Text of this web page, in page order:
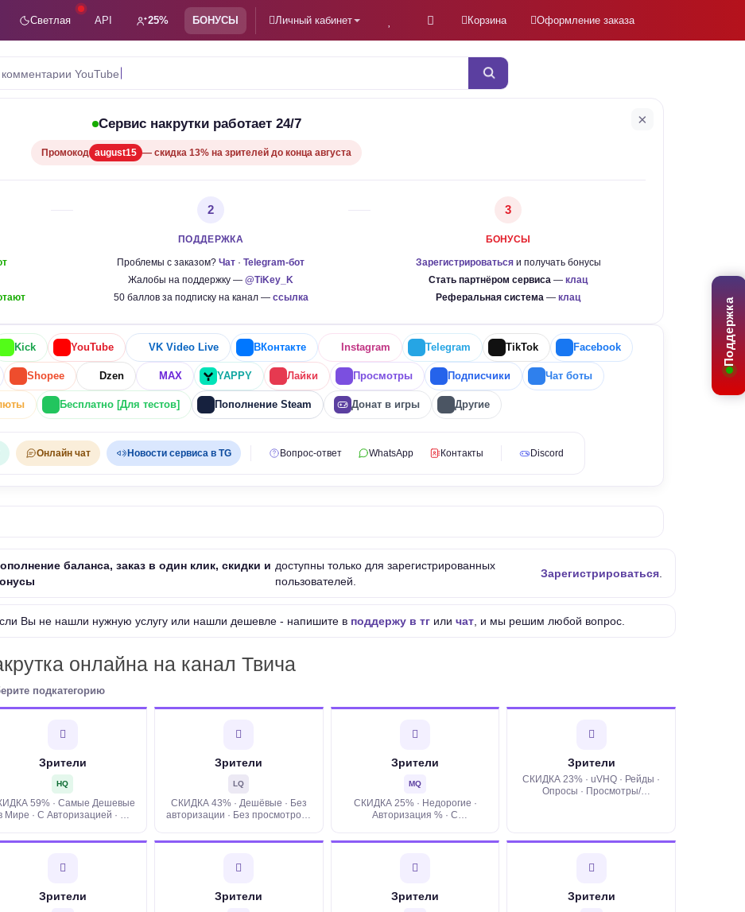
Поддержка
Светлая API 25% БОНУСЫ Личный кабинет Корзина Оформление заказа
комментарии YouTube
×
Сервис накрутки работает 24/7
Промокод august15 — скидка 13% на зрителей до конца августа
2
ПОДДЕРЖКА
Проблемы с заказом? Чат · Telegram-бот
Жалобы на поддержку — @TiKey_K
50 баллов за подписку на канал — ссылка
3
БОНУСЫ
Зарегистрироватьсяи получать бонусы
Стать партнёром сервиса — клац
Реферальная система — клац
Kick YouTube VK Video Live ВКонтакте Instagram Telegram TikTok Facebook
Shopee Dzen MAX YAPPY Лайки Просмотры Подписчики Чат боты
Бесплатно [Для тестов] Пополнение Steam Донат в игры Другие
Онлайн чат Новости сервиса в TG Вопрос-ответ WhatsApp Контакты Discord
баланса, заказ в один клик, скидки и доступны только для зарегистрированных
пользователей.
Зарегистрироваться
Вы не нашли нужную услугу или нашли дешевле - напишите в поддержу в тгили чат, и мы решим любой вопрос.
онлайна на канал Твича
подкатегорию
Зрители
HQ
59% · Самые Дешевые
Мире · С Авторизацией · С
10%
Зрители
LQ
СКИДКА 43% · Дешёвые · Без
авторизации · Без просмотров ·
Зрители
MQ
СКИДКА 25% · Недорогие ·
Авторизация % · С
ГЕО · Удержание
Зрители
СКИДКА 23% · uVHQ · Рейды ·
Опросы · Просмотры/
Зрители Зрители Зрители Зрители